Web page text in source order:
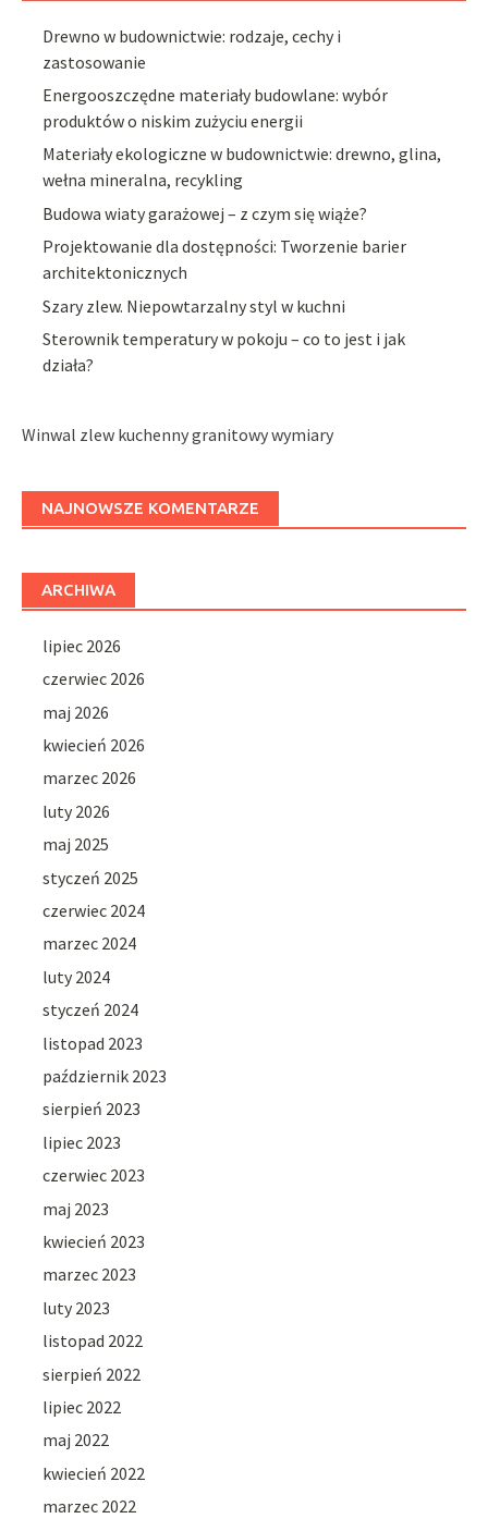
Drewno w budownictwie: rodzaje, cechy i
zastosowanie
Energooszczędne materiały budowlane: wybór
produktów o niskim zużyciu energii
Materiały ekologiczne w budownictwie: drewno, glina,
wełna mineralna, recykling
Budowa wiaty garażowej – z czym się wiąże?
Projektowanie dla dostępności: Tworzenie barier
architektonicznych
Szary zlew. Niepowtarzalny styl w kuchni
Sterownik temperatury w pokoju – co to jest i jak
działa?
Winwal zlew kuchenny granitowy wymiary
NAJNOWSZE KOMENTARZE
ARCHIWA
lipiec 2026
czerwiec 2026
maj 2026
kwiecień 2026
marzec 2026
luty 2026
maj 2025
styczeń 2025
czerwiec 2024
marzec 2024
luty 2024
styczeń 2024
listopad 2023
październik 2023
sierpień 2023
lipiec 2023
czerwiec 2023
maj 2023
kwiecień 2023
marzec 2023
luty 2023
listopad 2022
sierpień 2022
lipiec 2022
maj 2022
kwiecień 2022
marzec 2022